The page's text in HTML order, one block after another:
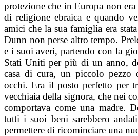
protezione che in Europa non era
di religione ebraica e quando
amici che la sua famiglia era
Dunn non perse altro tempo.
e i suoi averi, partendo con la
Stati Uniti per più di un anno,
casa di cura, un piccolo
occhi. Era il posto perfetto per
vecchiaia della signora, che nei
comportava come una madre.
tutti i suoi beni sarebbero
permettere di ricominciare una